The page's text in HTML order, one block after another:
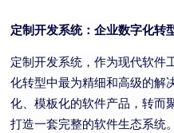
定制开发系统：企业数字化转
定制开发系统，作为现代软件
化转型中最为精细和高级的解
化、模板化的软件产品，转而
打造一套完整的软件生态系统。